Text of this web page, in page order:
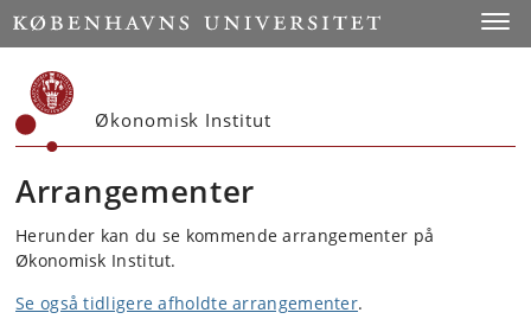
Start
Økonomisk Institut
Arrangementer
Herunder kan du se kommende arrangementer på
Økonomisk Institut.
Se også tidligere afholdte arrangementer.